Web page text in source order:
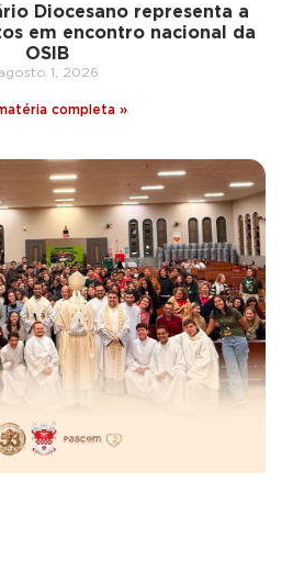
Diocesano representa a
em encontro nacional da
OSIB
1, 2026
completa »